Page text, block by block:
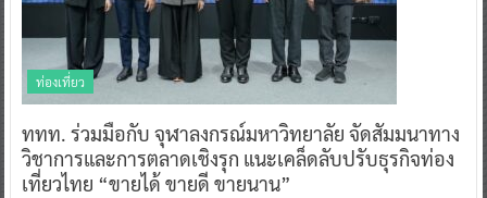
ท่องเที่ยว
ททท. ร่วมมือกับ จุฬาลงกรณ์มหาวิทยาลัย จัดสัมมนาทาง
วิชาการและการตลาดเชิงรุก แนะเคล็ดลับปรับธุรกิจท่อง
เที่ยวไทย “ขายได้ ขายดี ขายนาน”